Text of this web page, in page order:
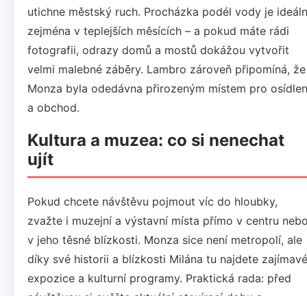
utichne městský ruch. Procházka podél vody je
zejména v teplejších měsících – a pokud máte rádi
fotografii, odrazy domů a mostů dokážou vytvořit
velmi malebné záběry. Lambro zároveň připomíná, že
Monza byla odedávna přirozeným místem pro
a obchod.
Kultura a muzea: co si nenechat
ujít
Pokud chcete návštěvu pojmout víc do hloubky,
zvažte i muzejní a výstavní místa přímo v centru
v jeho těsné blízkosti. Monza sice není metropolí, ale
díky své historii a blízkosti Milána tu najdete zajímavé
expozice a kulturní programy. Praktická rada: před